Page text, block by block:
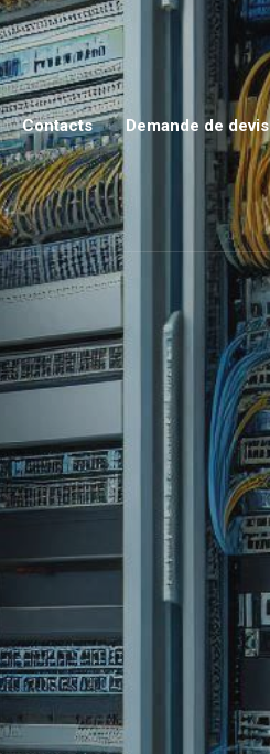
Contacts Demande de devis